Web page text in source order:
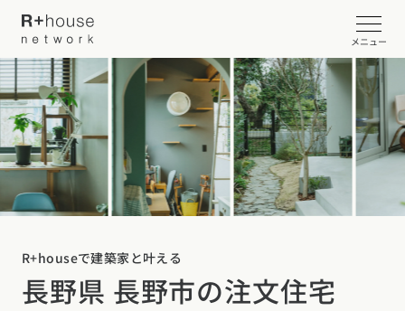
メニュー
イベント・見学会を探す
カタログ請求する
近くの工務店に相談する
R+houseについて
R+houseで建築家と叶える
長野県 長野市の注文住宅